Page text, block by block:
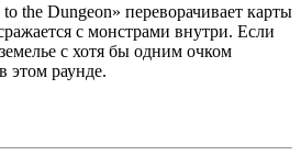
the Dungeon» переворачивает карты
с монстрами внутри. Если
с хотя бы одним очком
этом раунде.